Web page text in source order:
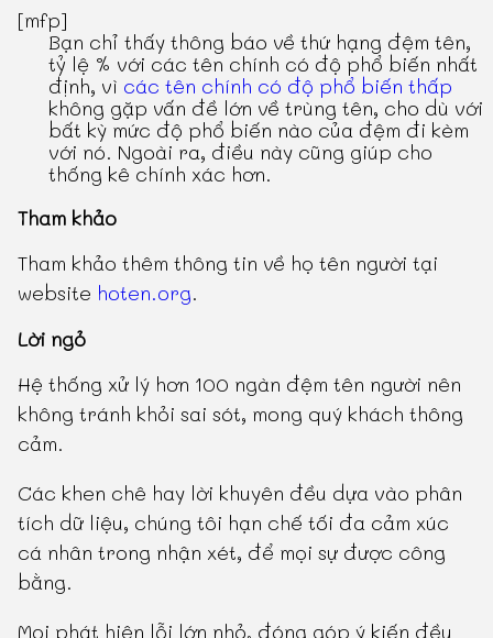
[mfp]
Bạn chỉ thấy thông báo về thứ hạng đệm tên,
tỷ lệ % với các tên chính có độ phổ biến nhất
định, vì các tên chính có độ phổ biến thấp
không gặp vấn đề lớn về trùng tên, cho dù với
bất kỳ mức độ phổ biến nào của đệm đi kèm
với nó. Ngoài ra, điều này cũng giúp cho
thống kê chính xác hơn.
Tham khảo
Tham khảo thêm thông tin về họ tên người tại
website hoten.org.
Lời ngỏ
Hệ thống xử lý hơn 100 ngàn đệm tên người nên
không tránh khỏi sai sót, mong quý khách thông
cảm.
Các khen chê hay lời khuyên đều dựa vào phân
tích dữ liệu, chúng tôi hạn chế tối đa cảm xúc
cá nhân trong nhận xét, để mọi sự được công
bằng.
Mọi phát hiện lỗi lớn nhỏ, đóng góp ý kiến đều